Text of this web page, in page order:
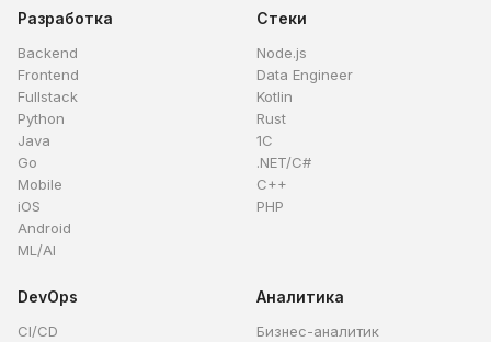
Разработка
Backend
Frontend
Fullstack
Python
Java
Go
Mobile
iOS
Android
ML/AI
Стеки
Node.js
Data Engineer
Kotlin
Rust
1C
.NET/C#
C++
PHP
DevOps
CI/CD
Аналитика
Бизнес-аналитик